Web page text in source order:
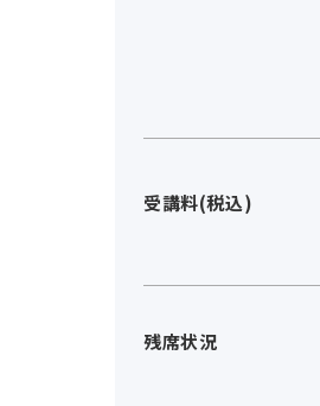
受講料(税込)
残席状況